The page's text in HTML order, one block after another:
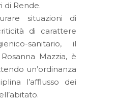
di Rende.
situazioni di
di carattere
sanitario, il
Mazzia, è
un’ordinanza
l’afflusso dei